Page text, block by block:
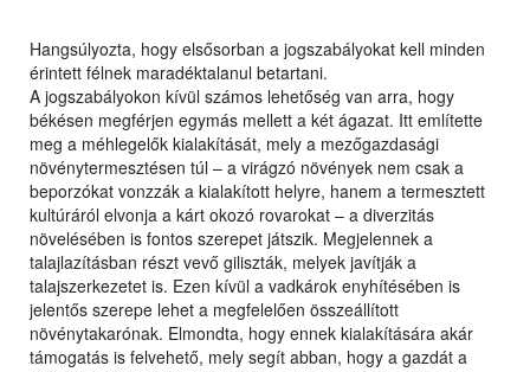
Hangsúlyozta, hogy elsősorban a jogszabályokat kell minden
érintett félnek maradéktalanul betartani.
A jogszabályokon kívül számos lehetőség van arra, hogy
békésen megférjen egymás mellett a két ágazat. Itt említette
meg a méhlegelők kialakítását, mely a mezőgazdasági
növénytermesztésen túl – a virágzó növények nem csak a
beporzókat vonzzák a kialakított helyre, hanem a termesztett
kultúráról elvonja a kárt okozó rovarokat – a diverzitás
növelésében is fontos szerepet játszik. Megjelennek a
talajlazításban részt vevő giliszták, melyek javítják a
talajszerkezetet is. Ezen kívül a vadkárok enyhítésében is
jelentős szerepe lehet a megfelelően összeállított
növénytakarónak. Elmondta, hogy ennek kialakítására akár
támogatás is felvehető, mely segít abban, hogy a gazdát a